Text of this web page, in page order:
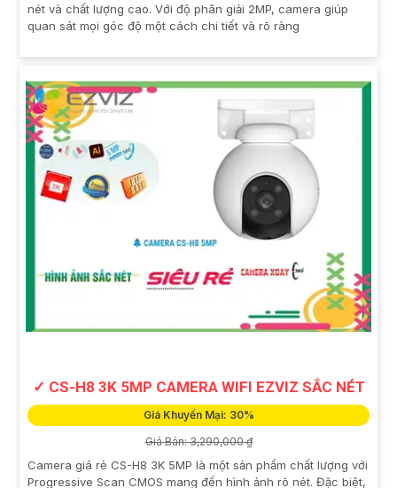
nét và chất lượng cao. Với độ phân giải 2MP, camera giúp
quan sát mọi góc độ một cách chi tiết và rõ ràng
✓ CS-H8 3K 5MP CAMERA WIFI EZVIZ SẮC NÉT
Giá Khuyến Mại: 30%
Giá Bán: 3,290,000 ₫
Camera giá rẻ CS-H8 3K 5MP là một sản phẩm chất lượng với
Progressive Scan CMOS mang đến hình ảnh rõ nét. Đặc biệt,